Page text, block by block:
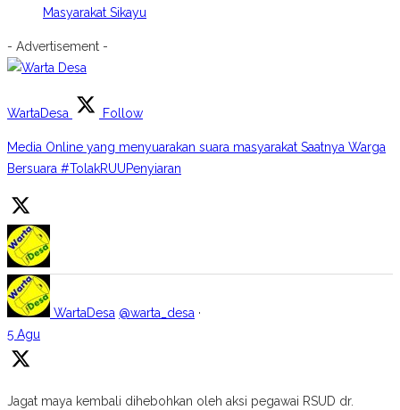
Masyarakat Sikayu
- Advertisement -
WartaDesa Follow
Media Online yang menyuarakan suara masyarakat Saatnya Warga
Bersuara #TolakRUUPenyiaran
WartaDesa @warta_desa ·
5 Agu
Jagat maya kembali dihebohkan oleh aksi pegawai RSUD dr.